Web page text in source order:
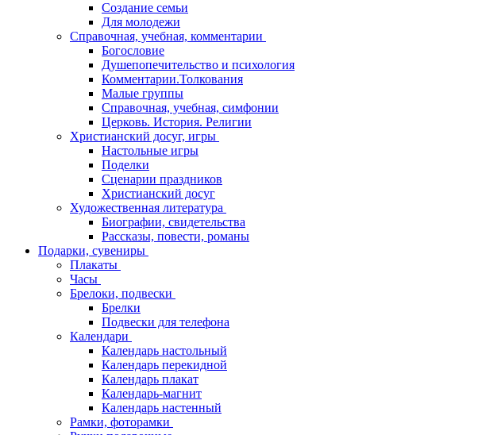
Создание семьи
Для молодежи
Справочная, учебная, комментарии
Богословие
Душепопечительство и психология
Комментарии.Толкования
Малые группы
Справочная, учебная, симфонии
Церковь. История. Религии
Христианский досуг, игры
Настольные игры
Поделки
Сценарии праздников
Христианский досуг
Художественная литература
Биографии, свидетельства
Рассказы, повести, романы
Подарки, сувениры
Плакаты
Часы
Брелоки, подвески
Брелки
Подвески для телефона
Календари
Календарь настольный
Календарь перекидной
Календарь плакат
Календарь-магнит
Календарь настенный
Рамки, фоторамки